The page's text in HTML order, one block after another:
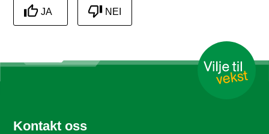
JA NEI
Kontakt oss